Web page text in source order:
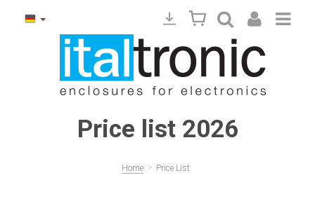
Price list 2026
Home > Price List